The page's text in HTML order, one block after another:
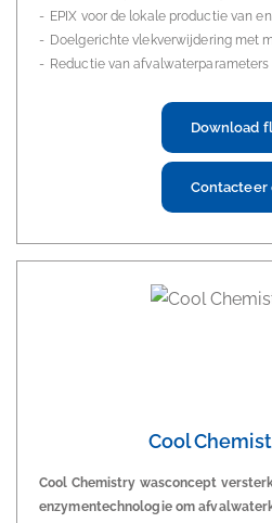
EPIX voor de lokale productie van
Doelgerichte vlekverwijdering met
Reductie van afvalwaterparameters
Download
Contacteer
Cool
Cool Chemistry wasconcept
enzymentechnologie om